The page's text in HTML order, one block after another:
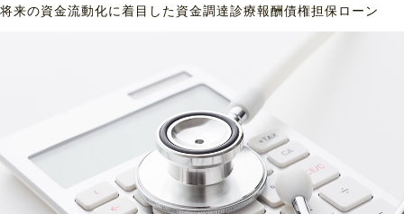
将来の資金流動化に着目した資金調達診療報酬債権担保ローン